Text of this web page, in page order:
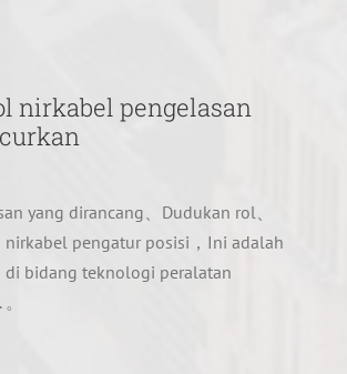
nirkabel pengelasan
yang dirancang、Dudukan rol、
nirkabel pengatur posisi，Ini adalah
di bidang teknologi peralatan